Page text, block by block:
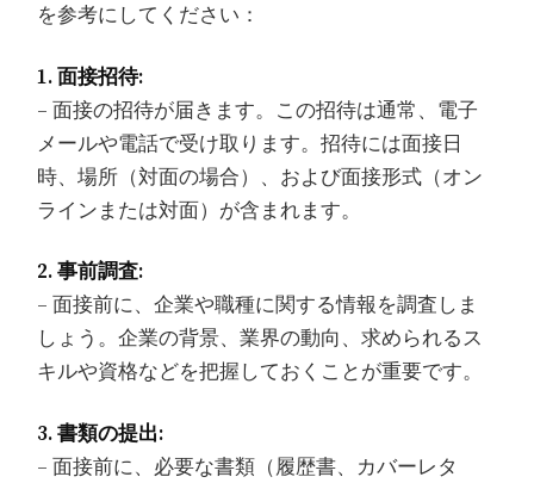
を参考にしてください：
1. 面接招待:
– 面接の招待が届きます。この招待は通常、電子
メールや電話で受け取ります。招待には面接日
時、場所（対面の場合）、および面接形式（オン
ラインまたは対面）が含まれます。
2. 事前調査:
– 面接前に、企業や職種に関する情報を調査しま
しょう。企業の背景、業界の動向、求められるス
キルや資格などを把握しておくことが重要です。
3. 書類の提出:
– 面接前に、必要な書類（履歴書、カバーレタ